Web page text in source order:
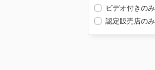
ビデオ付きのみ
認定販売店のみ